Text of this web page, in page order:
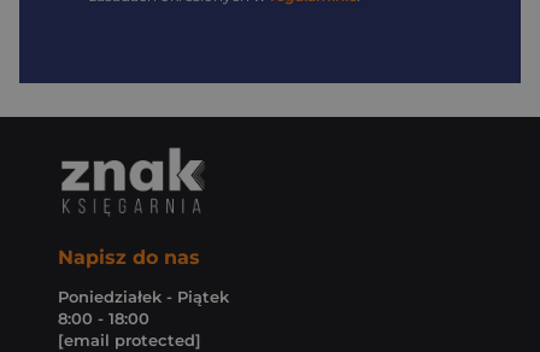
Napisz do nas
Poniedziałek - Piątek
8:00 - 18:00
[email protected]